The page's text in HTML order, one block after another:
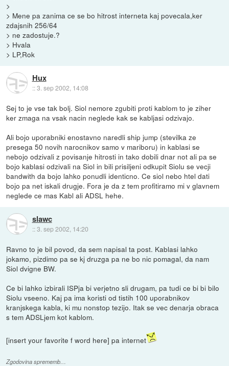
>
> Mene pa zanima ce se bo hitrost interneta kaj povecala,ker
zdajsnih 256/64
> ne zadostuje.?
> Hvala
> LP,Rok
Hux
::3. sep 2002, 14:08
Sej to je vse tak bolj. Siol nemore zgubiti proti kablom to je ziher
ker zmaga na vsak nacin neglede kak se kabljasi odzivajo.
Ali bojo uporabniki enostavno naredli ship jump (stevilka ze
presega 50 novih narocnikov samo v mariboru) in kablasi se
nebojo odzivali z povisanje hitrosti in tako dobili dnar not ali pa se
bojo kablasi odzivali na Siol in bili prisiljeni odkupit Siolu se vecji
bandwith da bojo lahko ponudli identicno. Ce siol nebo htel dati
bojo pa net iskali drugje. Fora je da z tem profitiramo mi v glavnem
neglede ce mas Kabl ali ADSL hehe.
slawc
::3. sep 2002, 14:20
Ravno to je bil povod, da sem napisal ta post. Kablasi lahko
jokamo, pizdimo pa se kj druzga pa ne bo nic pomagal, da nam
Siol dvigne BW.
Ce bi lahko izbirali ISPja bi verjetno sli drugam, pa tudi ce bi bi bilo
Siolu vseeno. Kaj pa ima koristi od tistih 100 uporabnikov
kranjskega kabla, ki mu nonstop tezijo. Itak se vec denarja obraca
s tem ADSLjem kot kablom.
[insert your favorite f word here] pa internet
Zgodovina sprememb…